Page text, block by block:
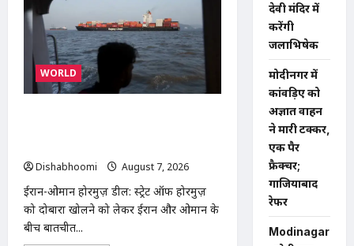
बड़ा
हादसा
टला:
बाइक
का
एलॉय
व्हील
निकलने
WORLD
Dishabhoomi
August 7, 2026
ईरान-ओमान होरमुज़ डील: स्ट्रेट ऑफ होरमुज़
को दोबारा खोलने को लेकर ईरान और ओमान के
बीच बातचीत...
देवी मंदिर में
करेंगी
जलाभिषेक
मोदीनगर में
कांवड़िए को
अज्ञात वाहन
ने मारी टक्कर,
एक पैर
फ्रैक्चर;
गाजियाबाद
रेफर
Modinagar